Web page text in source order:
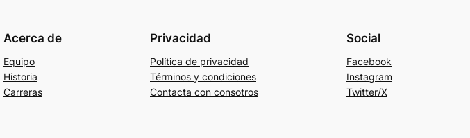
Acerca de
Equipo
Historia
Carreras
Privacidad
Política de privacidad
Términos y condiciones
Contacta con consotros
Social
Facebook
Instagram
Twitter/X